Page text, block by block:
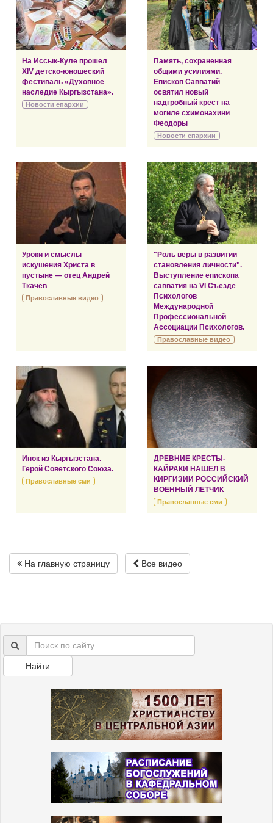
На Иссык-Куле прошел
XIV детско-юношеский
фестиваль «Духовное
наследие Кыргызстана».
Новости епархии
Память, сохраненная
общими усилиями.
Епископ Савватий
освятил новый
надгробный крест на
могиле схимонахини
Феодоры
Новости епархии
Уроки и смыслы
искушения Христа в
пустыне — отец Андрей
Ткачёв
Православные видео
"Роль веры в развитии
становления личности".
Выступление епископа
савватия на VI Съезде
Психологов
Международной
Профессиональной
Ассоциации Психологов.
Православные видео
Инок из Кыргызстана.
Герой Советского Союза.
Православные сми
ДРЕВНИЕ КРЕСТЫ-
КАЙРАКИ НАШЕЛ В
КИРГИЗИИ РОССИЙСКИЙ
ВОЕННЫЙ ЛЕТЧИК
Православные сми
На главную страницу Все видео
Найти